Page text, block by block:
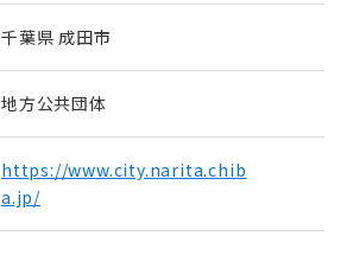
千葉県 成田市
地方公共団体
https://www.city.narita.chib
a.jp/